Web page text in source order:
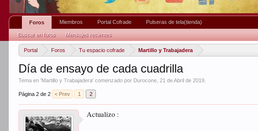
Portal Foros Tu espacio cofrade Martillo y Trabajadera
Día de ensayo de cada cuadrilla
Tema en 'Martillo y Trabajadera' comenzado por Durocone ,21 de Abril de 2019
Página 2 de 2 < Prev 1 2
Actualizo :
Foros
Buscar en foros Mensajes recientes
Miembros Portal Cofrade Pulseras de tela(tienda)